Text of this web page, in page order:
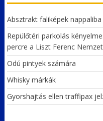
Absztrakt faliképek nappaliba
Repülőtéri parkolás
percre a Liszt Ferenc
Odú pintyek számára
Whisky márkák
Gyorshajtás ellen traffipax